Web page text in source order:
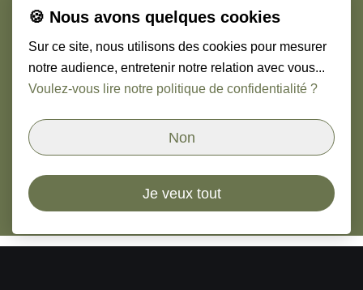
Légal
Cookies
Mentions légales
Nous suivre
Linkedin
🍪 Nous avons quelques cookies
Sur ce site, nous utilisons des cookies pour mesurer
notre audience, entretenir notre relation avec vous...
Voulez-vous lire notre politique de confidentialité ?
Non
Je veux tout